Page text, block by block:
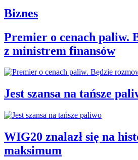
Biznes
Premier o cenach paliw.
z ministrem finansów
Jest szansa na tańsze
WIG20 znalazł się na
maksimum